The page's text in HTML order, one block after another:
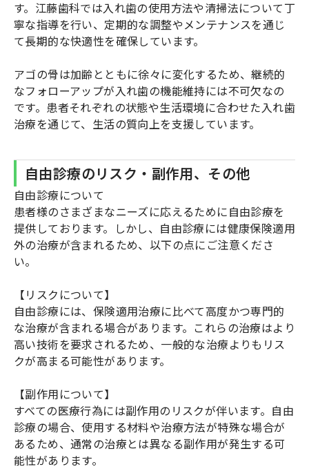
す。江藤歯科では入れ歯の使用方法や清掃法について丁
寧な指導を行い、定期的な調整やメンテナンスを通じ
て長期的な快適性を確保しています。
アゴの骨は加齢とともに徐々に変化するため、継続的
なフォローアップが入れ歯の機能維持には不可欠なの
です。患者それぞれの状態や生活環境に合わせた入れ歯
治療を通じて、生活の質向上を支援しています。
自由診療のリスク・副作用、その他
自由診療について
患者様のさまざまなニーズに応えるために自由診療を
提供しております。しかし、自由診療には健康保険適用
外の治療が含まれるため、以下の点にご注意くださ
い。
【リスクについて】
自由診療には、保険適用治療に比べて高度かつ専門的
な治療が含まれる場合があります。これらの治療はより
高い技術を要求されるため、一般的な治療よりもリス
クが高まる可能性があります。
【副作用について】
すべての医療行為には副作用のリスクが伴います。自由
診療の場合、使用する材料や治療方法が特殊な場合が
あるため、通常の治療とは異なる副作用が発生する可
能性があります。